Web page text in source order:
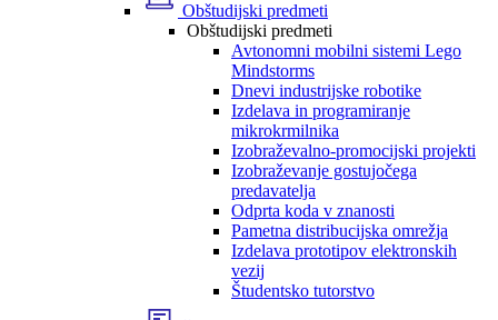
Obštudijski predmeti
Obštudijski predmeti
Avtonomni mobilni sistemi Lego
Mindstorms
Dnevi industrijske robotike
Izdelava in programiranje
mikrokrmilnika
Izobraževalno-promocijski projekti
Izobraževanje gostujočega
predavatelja
Odprta koda v znanosti
Pametna distribucijska omrežja
Izdelava prototipov elektronskih
vezij
Študentsko tutorstvo